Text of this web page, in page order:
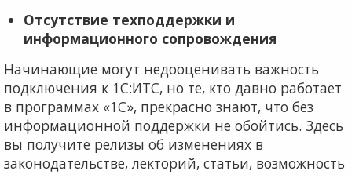
Отсутствие техподдержки и
информационного сопровождения
Начинающие могут недооценивать важность
подключения к 1С:ИТС, но те, кто давно работает
в программах «1С», прекрасно знают, что без
информационной поддержки не обойтись. Здесь
вы получите релизы об изменениях в
законодательстве, лекторий, статьи, возможность